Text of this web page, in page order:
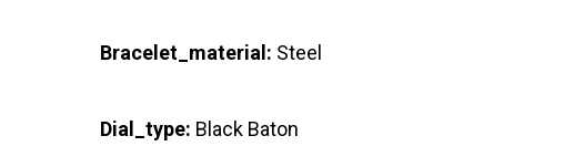
Bracelet_material: Steel
Dial_type: Black Baton